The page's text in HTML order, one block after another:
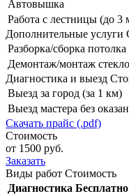
Автовышка
Работа с лестницы (до 3
Дополнительные услуги
Разборка/сборка
Демонтаж/монтаж
Диагностика и выезд
Выезд за город (за 1 км)
Выезд мастера без
Скачать прайс (.pdf)
Стоимость
от 1500 руб.
Заказать
Виды работ Стоимость
Диагностика Бесплатно